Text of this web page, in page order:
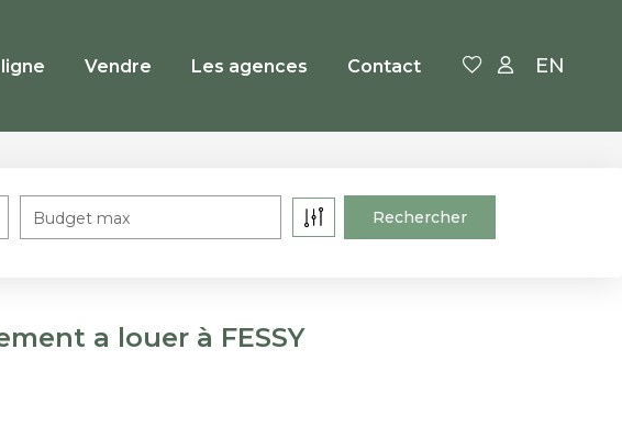
Vendre Les agences Contact EN
Budget max
a louer à FESSY